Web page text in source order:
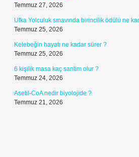
Temmuz 27, 2026
Ufka Yolculuk sınavında birincilik ödülü ne
Temmuz 25, 2026
Kelebeğin hayatı ne kadar sürer ?
Temmuz 25, 2026
6 kişilik masa kaç santim olur ?
Temmuz 24, 2026
Asetil-CoA nedir biyolojide ?
Temmuz 21, 2026